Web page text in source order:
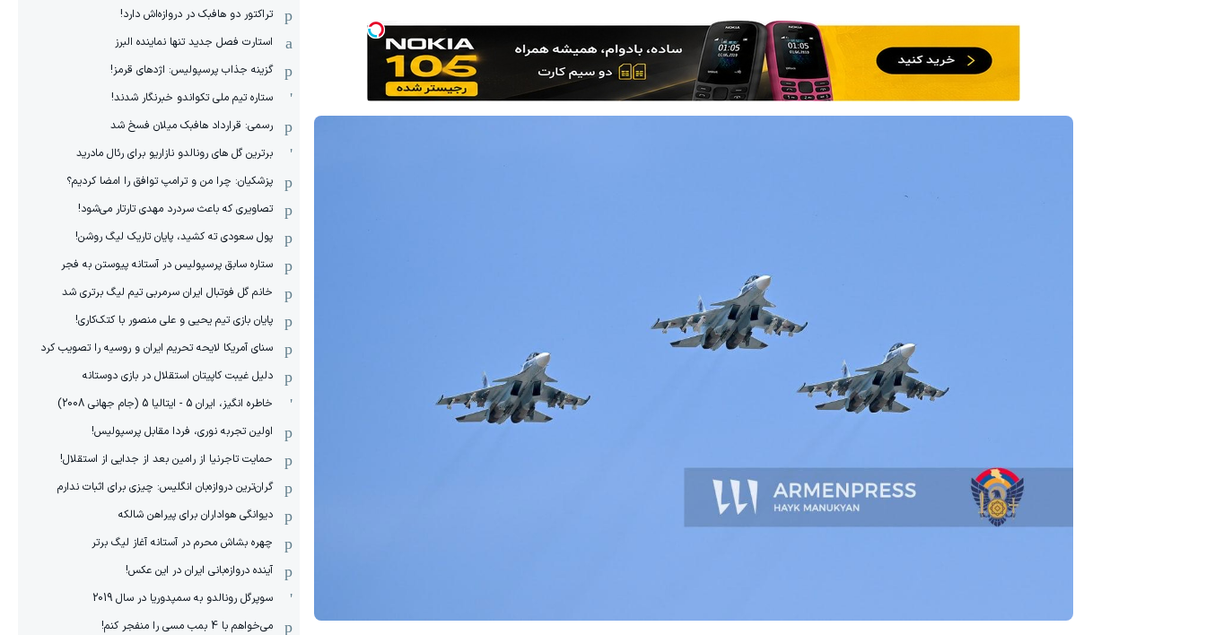
تراکتور دو هافبک در دروازه‌اش دارد!
استارت فصل جدید تنها نماینده البرز
گزینه جذاب پرسپولیس: اژدهای قرمز!
ستاره تیم ملی تکواندو خبرنگار شدند!
رسمی: قرارداد هافبک میلان فسخ شد
برترین گل های رونالدو نازاریو برای رئال مادرید
پزشکیان: چرا من و ترامپ توافق را امضا کردیم؟
تصاویری که باعث سردرد مهدی تارتار می‌شود!
پول سعودی ته کشید، پایان تاریک لیگ روشن!
ستاره سابق پرسپولیس در آستانه پیوستن به فجر
خانم گل فوتبال ایران سرمربی تیم لیگ برتری شد
پایان بازی تیم یحیی و علی منصور با کتک‌کاری!
سنای آمریکا لایحه تحریم ایران و روسیه را تصویب کرد
دلیل غیبت کاپیتان استقلال در بازی دوستانه
خاطره انگیز، ایران 5 - ایتالیا 5 (جام جهانی 2008)
اولین تجربه نوری، فردا مقابل پرسپولیس!
حمایت تاجرنیا از رامین بعد از جدایی از استقلال!
گران‌ترین دروازه‌بان انگلیس: چیزی برای اثبات ندارم
دیوانگی هواداران برای پیراهن شالکه
چهره بشاش محرم در آستانه آغاز لیگ برتر
آینده دروازه‌بانی ایران در این عکس!
سوپرگل رونالدو به سمپدوریا در سال 2019
می‌خواهم با 4 بمب مسی را منفجر کنم!